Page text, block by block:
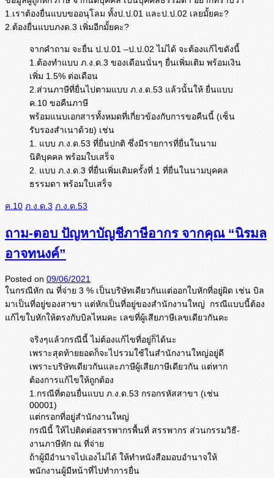
1.เราต้องยื่นแบบขออนุโลม ทั้งป.ป.01 และป.ป.02 เลยมั้ยคะ?
2.ต้องยื่นแบบภงด.3 เพิ่มอีกมั้ยคะ?
จากคำถาม จะยื่น ป.ป.01 –ป.ป.02 ไม่ได้ จะต้องแก้ไขดังนี้
1.ต้องทำแบบ ภ.ง.ด.3 ของเดือนนั่นๆ ยื่นเพิ่มเติม พร้อมเงิน
เพิ่ม 1.5% ต่อเดือน
2.ส่วนภาษีที่ยื่นไปตามแบบ ภ.ง.ด.53 แล้วนั้นให้ ยื่นแบบ
ค.10 ขอคืนภาษี
พร้อมแนบเอกสารทั้งหมดที่เกี่ยวข้องกับการขอคืนนี้ (เซ็น
รับรองสำเนาด้วย) เช่น
1. แบบ ภ.ง.ด.53 ที่ยื่นปกติ ซึ่งมีรายการที่ยื่นในนาม
นิติบุคคล พร้อมใบเสร็จ
2. แบบ ภ.ง.ด.3 ที่ยื่นเพิ่มเติมครั้งที่ 1 ที่ยื่นในนามบุคคล
ธรรมดา พร้อมใบเสร็จ
ค.10 ภ.ง.ด.3 ภ.ง.ด.53
ถาม-ตอบ ปัญหาบัญชีภาษีอากร จากคุณ “นิรมล
อาจทนงค์”
Posted on 09/06/2021
ในกรณีหัก ณ ที่จ่าย 3 % เป็นบริษัทเดียวกันแต่ออกใบหักที่อยู่ผิด เช่น บิล
มาเป็นที่อยู่ของสาขา แต่หักเป็นที่อยู่ของสำนักงานใหญ่ กรณีแบบนี้ต้อง
แก้ไขใบหักให้ตรงกับบิลไหมคะ เลขที่ผู้เสียภาษีเลขเดียวกันคะ
จริงๆแล้วกรณีนี้ ไม่ต้องแก้ไขที่อยู่ก็ได้นะ
เพราะสุดท้ายยอดก็จะไปรวมใช้ในสำนักงานใหญ่อยู่ดี
เพราะบริษัทเดียวกันและภาษีผู้เสียภาษีเดียวกัน แต่หาก
ต้องการแก้ไขให้ถูกต้อง
1.กรณีที่ตอนยื่นแบบ ภ.ง.ด.53 กรอกรหัสสาขา (เช่น
00001)
แต่กรอกที่อยู่สำนักงานใหญ่
กรณีนี้ ให้ไปติดต่อสรรพากรพื้นที่ สรรพากร ส่วนกรรมวิธี-
งานภาษีหัก ณ ที่จ่าย
ถ้าผู้มีอำนาจไปเองไม่ได้ ให้ทำหนังสือมอบอำนาจให้
พนักงานผู้มีหน้าที่ไปทำการยื่น